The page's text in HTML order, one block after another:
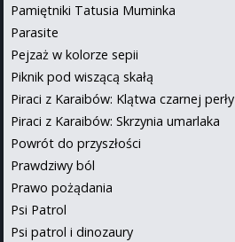
Pamiętniki Tatusia Muminka
Parasite
Pejzaż w kolorze sepii
Piknik pod wiszącą skałą
Piraci z Karaibów: Klątwa czarnej perły
Piraci z Karaibów: Skrzynia umarlaka
Powrót do przyszłości
Prawdziwy ból
Prawo pożądania
Psi Patrol
Psi patrol i dinozaury